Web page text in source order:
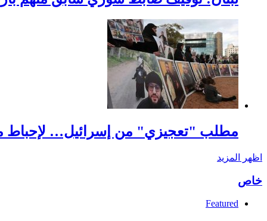
مطلب "تعجيزي" من إسرائيل… لإحباط
اظهر المزيد
خاص
Featured